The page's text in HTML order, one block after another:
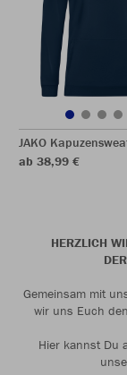
JAKO
ab 38,99 €
HERZLICH
Gemeinsam mit
wir uns Euch
Hier kannst Du